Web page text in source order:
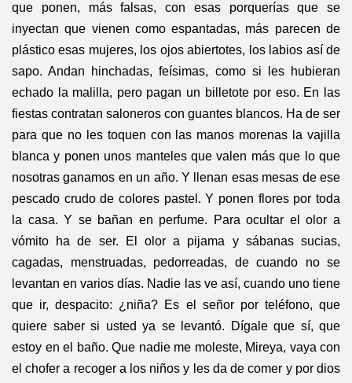
que ponen, más falsas, con esas porquerías que se
inyectan que vienen como espantadas, más parecen de
plástico esas mujeres, los ojos abiertotes, los labios así de
sapo. Andan hinchadas, feísimas, como si les hubieran
echado la malilla, pero pagan un billetote por eso. En las
fiestas contratan saloneros con guantes blancos. Ha de ser
para que no les toquen con las manos morenas la vajilla
blanca y ponen unos manteles que valen más que lo que
nosotras ganamos en un año. Y llenan esas mesas de ese
pescado crudo de colores pastel. Y ponen flores por toda
la casa. Y se bañan en perfume. Para ocultar el olor a
vómito ha de ser. El olor a pijama y sábanas sucias,
cagadas, menstruadas, pedorreadas, de cuando no se
levantan en varios días. Nadie las ve así, cuando uno tiene
que ir, despacito: ¿niña? Es el señor por teléfono, que
quiere saber si usted ya se levantó. Dígale que sí, que
estoy en el baño. Que nadie me moleste, Mireya, vaya con
el chofer a recoger a los niños y les da de comer y por dios